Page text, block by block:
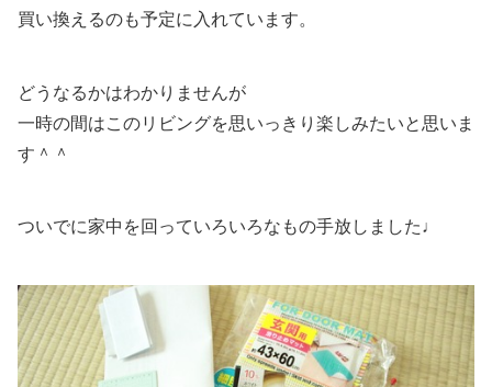
買い換えるのも予定に入れています。
どうなるかはわかりませんが
一時の間はこのリビングを思いっきり楽しみたいと思いま
す＾＾
ついでに家中を回っていろいろなもの手放しました♩